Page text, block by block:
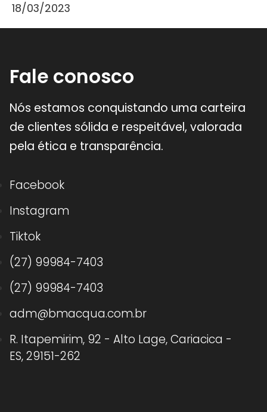
18/03/2023
Fale conosco
Nós estamos conquistando uma carteira
de clientes sólida e respeitável, valorada
pela ética e transparência.
Facebook
Instagram
Tiktok
(27) 99984-7403
(27) 99984-7403
adm@bmacqua.com.br
R. Itapemirim, 92 - Alto Lage, Cariacica -
ES, 29151-262